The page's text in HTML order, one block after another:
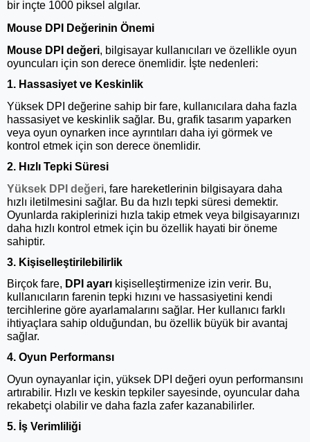
bir inçte 1000 piksel algılar.
Mouse DPI Değerinin Önemi
Mouse DPI değeri, bilgisayar kullanıcıları ve özellikle oyun
oyuncuları için son derece önemlidir. İşte nedenleri:
1. Hassasiyet ve Keskinlik
Yüksek DPI değerine sahip bir fare, kullanıcılara daha fazla
hassasiyet ve keskinlik sağlar. Bu, grafik tasarım yaparken
veya oyun oynarken ince ayrıntıları daha iyi görmek ve
kontrol etmek için son derece önemlidir.
2. Hızlı Tepki Süresi
Yüksek DPI değeri, fare hareketlerinin bilgisayara daha
hızlı iletilmesini sağlar. Bu da hızlı tepki süresi demektir.
Oyunlarda rakiplerinizi hızla takip etmek veya bilgisayarınızı
daha hızlı kontrol etmek için bu özellik hayati bir öneme
sahiptir.
3. Kişiselleştirilebilirlik
Birçok fare, DPI ayarı kişiselleştirmenize izin verir. Bu,
kullanıcıların farenin tepki hızını ve hassasiyetini kendi
tercihlerine göre ayarlamalarını sağlar. Her kullanıcı farklı
ihtiyaçlara sahip olduğundan, bu özellik büyük bir avantaj
sağlar.
4. Oyun Performansı
Oyun oynayanlar için, yüksek DPI değeri oyun performansını
artırabilir. Hızlı ve keskin tepkiler sayesinde, oyuncular daha
rekabetçi olabilir ve daha fazla zafer kazanabilirler.
5. İş Verimliliği